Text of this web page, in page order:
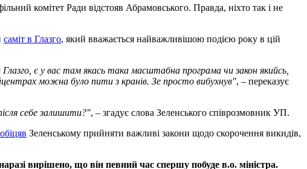
комітет Ради відстояв Абрамовського. Правда, ніхто так і не
саміт в Глазго, який вважається найважливішою подією року в цій
є у вас там якась така масштабна програма чи закон якийсь,
можна було пити з кранів. Зе просто вибухнув", – переказує
себе залишити?", – згадує слова Зеленського співрозмовник УП.
Зеленському прийняти важливі закони щодо скорочення викидів,
вирішено, що він певний час спершу побуде в.о. міністра.